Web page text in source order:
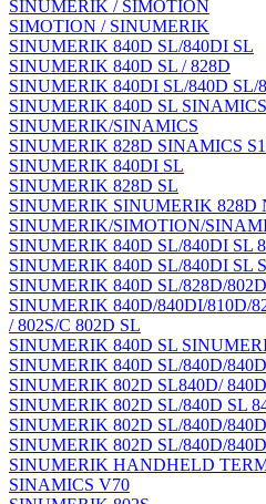
SINUMERIK / SIMOTION
SIMOTION / SINUMERIK
SINUMERIK 840D SL/840DI SL
SINUMERIK 840D SL / 828D
SINUMERIK 840DI SL/840D SL/
SINUMERIK 840D SL
SINUMERIK/SINAMICS
SINUMERIK 828D SINAMICS
SINUMERIK 840DI SL
SINUMERIK 828D SL
SINUMERIK SINUMERIK 828D
SINUMERIK/SIMOTION/
SINUMERIK 840D SL/840DI SL
SINUMERIK 840D SL/840DI SL
SINUMERIK 840D SL/828D/802D
SINUMERIK 840D/840DI/810D/
/ 802S/C 802D SL
SINUMERIK 840D SL
SINUMERIK 840D SL/840D/
SINUMERIK 802D SL840D/
SINUMERIK 802D SL/840D SL
SINUMERIK 802D SL/840D/
SINUMERIK 802D SL/840D/
SINUMERIK HANDHELD
SINAMICS V70